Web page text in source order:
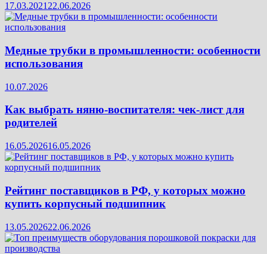
17.03.2021 22.06.2026
Медные трубки в промышленности: особенности
использования
10.07.2026
Как выбрать няню-воспитателя: чек‑лист для
родителей
16.05.202616.05.2026
Рейтинг поставщиков в РФ, у которых можно
купить корпусный подшипник
13.05.202622.06.2026